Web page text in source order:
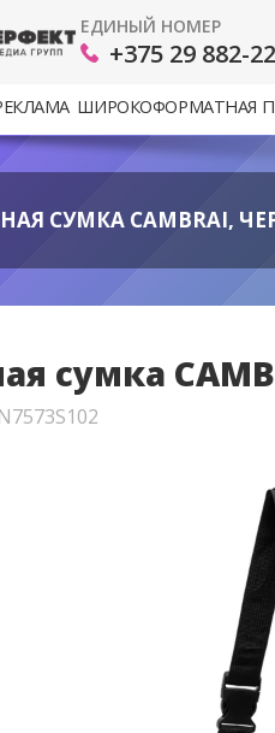
ЕДИНЫЙ НОМЕР
+375 29 882-
ШИРОКОФОРМАТНАЯ
СУМКА CAMBRAI,
сумка